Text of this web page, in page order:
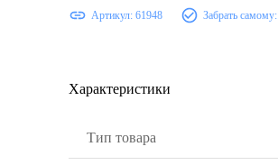
Артикул: 61948 Забрать самому:
Характеристики
Тип товара